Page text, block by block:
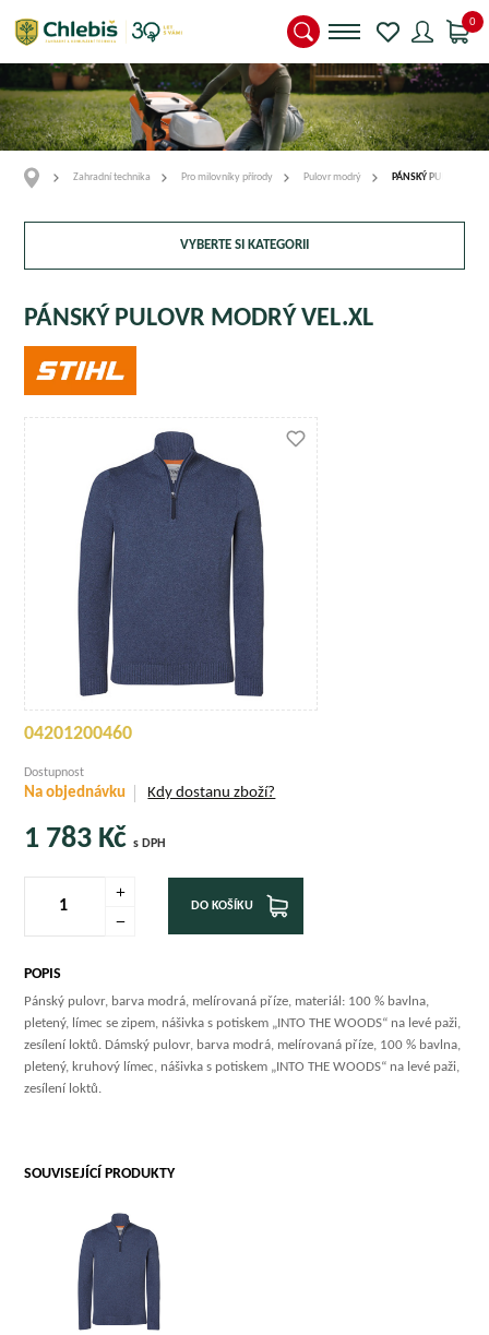
0
Zahradní technika Pro milovníky přírody Pulovr modrý PÁNSKÝ PULOVR
VYBERTE SI KATEGORII
PÁNSKÝ PULOVR MODRÝ VEL.XL
04201200460
Dostupnost
Na objednávku Kdy dostanu zboží?
1 783 Kčs DPH
DO KOŠÍKU
POPIS
Pánský pulovr, barva modrá, melírovaná příze, materiál: 100 % bavlna,
pletený, límec se zipem, nášivka s potiskem „INTO THE WOODS“ na levé paži,
zesílení loktů. Dámský pulovr, barva modrá, melírovaná příze, 100 % bavlna,
pletený, kruhový límec, nášivka s potiskem „INTO THE WOODS“ na levé paži,
zesílení loktů.
SOUVISEJÍCÍ PRODUKTY